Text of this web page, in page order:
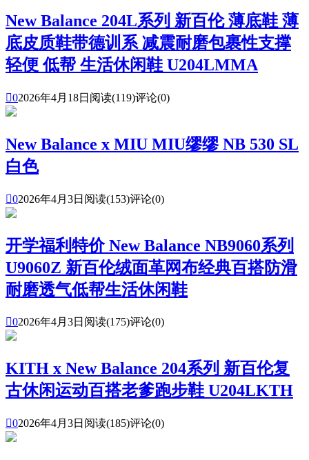
New Balance 204L系列 新百伦 薄底鞋 薄
底皮质鞋带德训系 减震耐磨包裹性支撑
轻便 低帮 生活休闲鞋 U204LMMA
02026年4月18日 阅读(119)评论(0)
New Balance x MIU MIU缪缪 NB 530 SL
白色
02026年4月3日 阅读(153)评论(0)
开学福利特价 New Balance NB9060系列
U9060Z 新百伦绒面革网布经典百搭防滑
耐磨透气低帮生活休闲鞋
02026年4月3日 阅读(175)评论(0)
KITH x New Balance 204系列 新百伦复
古休闲运动百搭老爹跑步鞋 U204LKTH
02026年4月3日 阅读(185)评论(0)